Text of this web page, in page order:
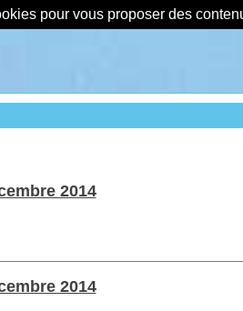
pour vous proposer des
2014
2014